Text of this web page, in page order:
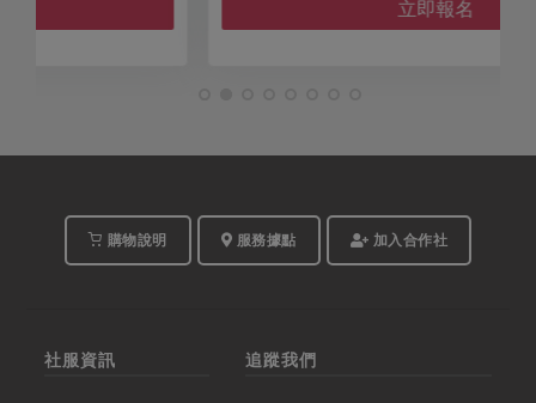
購物說明 服務據點 加入合作社
社服資訊 追蹤我們